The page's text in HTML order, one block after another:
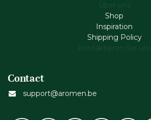
Über uns
Shop
Inspiration
Shipping Policy
Kontaktieren Sie uns
Contact
support@aromen.be